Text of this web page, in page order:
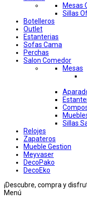
Mesas
Sillas
Botelleros
Outlet
Estanterias
Sofas Cama
Perchas
Salon Comedor
Mesas
Sillas
Relojes
Zapateros
Mueble Gestion
Meyvaser
DecoPako
DecoEko
¡Descubre, compra y
Menú